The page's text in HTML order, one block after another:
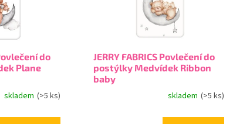
do
Plane
skladem (>5 ks)
JERRY FABRICS Povlečení do
postýlky Medvídek Ribbon
baby
skladem (>5 ks)